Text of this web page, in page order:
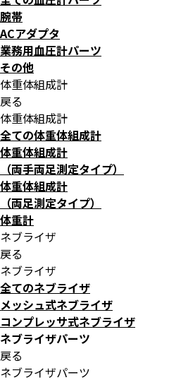
腕帯
ACアダプタ
業務用血圧計パーツ
その他
体重体組成計
戻る
体重体組成計
全ての体重体組成計
体重体組成計
（両手両足測定タイプ）
体重体組成計
（両足測定タイプ）
体重計
ネブライザ
戻る
ネブライザ
全てのネブライザ
メッシュ式ネブライザ
コンプレッサ式ネブライザ
ネブライザパーツ
戻る
ネブライザパーツ